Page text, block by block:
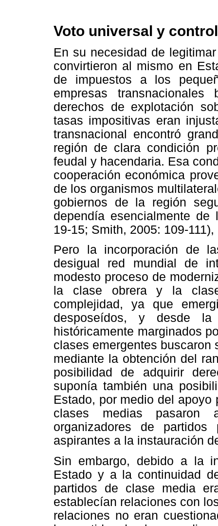
Voto universal y
En su necesidad de
convirtieron al mismo en
de impuestos a los
empresas
derechos de explotación
tasas impositivas eran
transnacional encontró
región de clara condición
feudal y hacendaria. Esa
cooperación económica
de los organismos
gobiernos de la región
dependía esencialmente
19-15; Smith, 2005: 109-
Pero la incorporación de
desigual red mundial de
modesto proceso de
la clase obrera y la
complejidad, ya que
desposeídos, y desde
históricamente marginados
clases emergentes buscaron
mediante la obtención del
posibilidad de adquirir
suponía también una
Estado, por medio del
clases medias pasaron
organizadores de
aspirantes a la instauración
Sin embargo, debido a la
Estado y a la continuidad
partidos de clase media
establecían relaciones con
relaciones no eran